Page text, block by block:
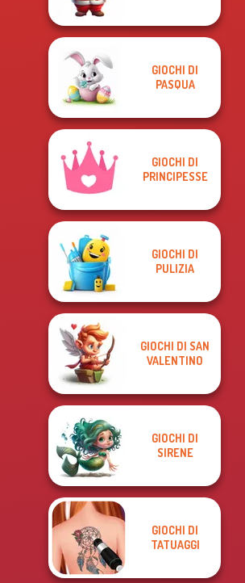
GIOCHI DI
PASQUA
GIOCHI DI
PRINCIPESSE
GIOCHI DI
PULIZIA
GIOCHI DI SAN
VALENTINO
GIOCHI DI
SIRENE
GIOCHI DI
TATUAGGI